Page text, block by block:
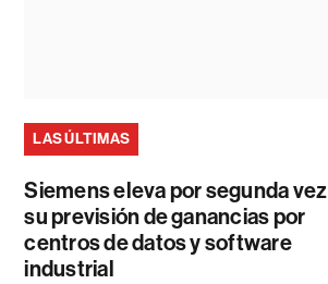
LAS ÚLTIMAS
Siemens eleva por segunda vez
su previsión de ganancias por
centros de datos y software
industrial